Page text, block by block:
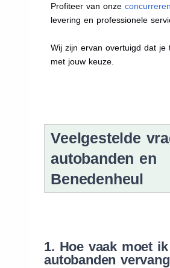
Profiteer van onze
levering en professionele
Wij zijn ervan overtuigd dat je
met jouw keuze.
Veelgestelde
autobanden en
Benedenheul
1. Hoe vaak moet
autobanden